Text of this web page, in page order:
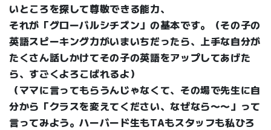
いところを探して尊敬できる能力、
それが「グローバルシチズン」の基本です。（その子の
英語スピーキング力がいまいちだったら、上手な自分が
たくさん話しかけてその子の英語をアップしてあげた
ら、すごくよろこばれるよ）
（ママに言ってもらうんじゃなくて、その場で先生に自
分から「クラスを変えてください、なぜなら〜〜」って
言ってみよう。ハーバード生もTAもスタッフも私ひろ